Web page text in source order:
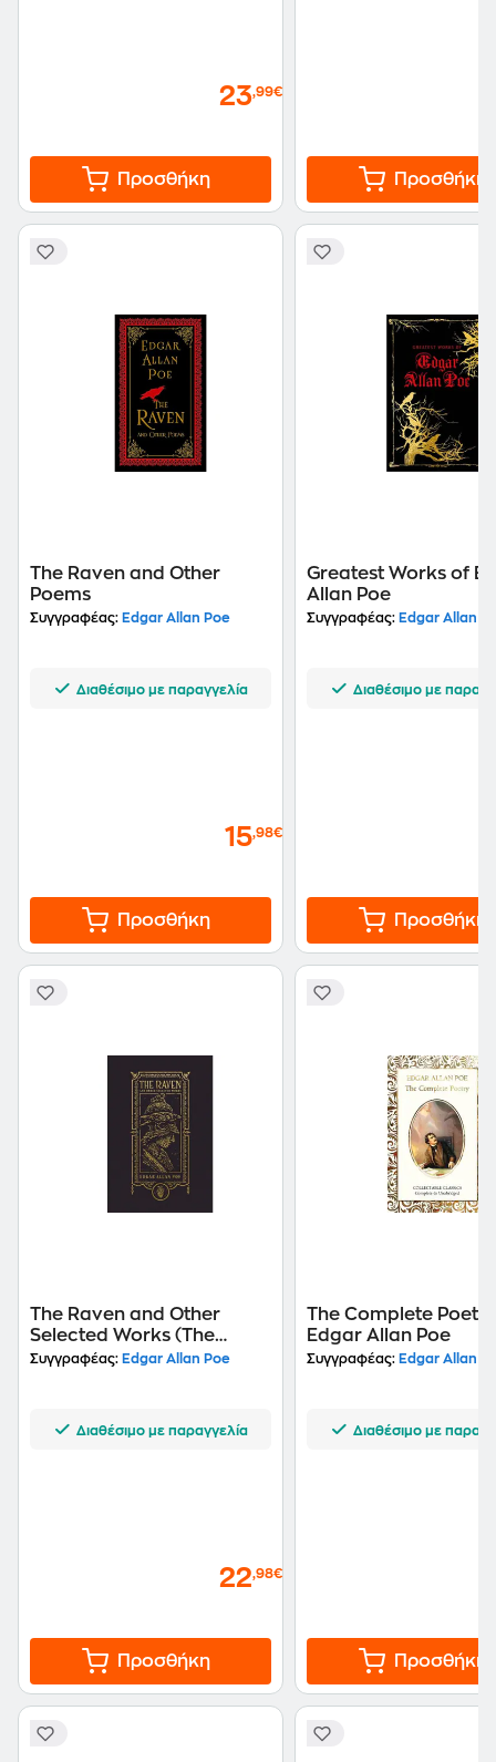
23,99€
Προσθήκη Προσθήκη
The Raven and Other
Poems
Συγγραφέας: Edgar Allan Poe
Διαθέσιμο με παραγγελία
15,98€
Προσθήκη
Greatest Works of
Allan Poe
Συγγραφέας: Edgar Allan
Διαθέσιμο με
Προσθήκη
The Raven and Other
Selected Works (The
Gothic Chronicles
Συγγραφέας: Edgar Allan Poe
Διαθέσιμο με παραγγελία
22,98€
Προσθήκη
The Complete
Edgar Allan Poe
Συγγραφέας: Edgar Allan
Διαθέσιμο με
Προσθήκη